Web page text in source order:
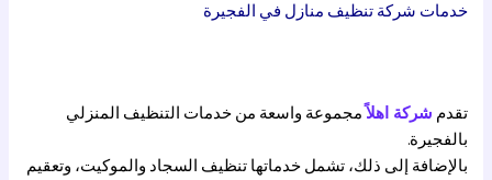
خدمات شركة تنظيف منازل في الفجيرة
تقدم شركة اهلاً مجموعة واسعة من خدمات التنظيف المنزلي
بالفجيرة.
بالإضافة إلى ذلك، تشمل خدماتها تنظيف السجاد والموكيت، وتعقيم